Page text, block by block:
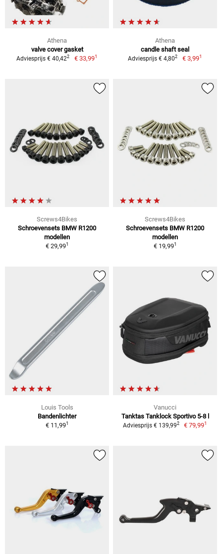
Athena
valve cover gasket
Adviesprijs € 40,422 € 33,991
Athena
candle shaft seal
Adviesprijs € 4,802 € 3,991
Screws4Bikes
Schroevensets BMW R1200
modellen
€ 29,991
Screws4Bikes
Schroevensets BMW R1200
modellen
€ 19,991
Louis Tools
Bandenlichter
€ 11,991
Vanucci
Tanktas Tanklock Sportivo 5-8 l
Adviesprijs € 139,992 € 79,991